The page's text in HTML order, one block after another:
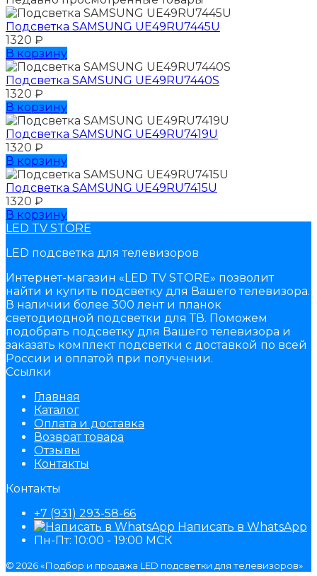
Подсветка SAMSUNG UЕ49RU7445U
1320 ₽
В корзину
Подсветка SAMSUNG UЕ49RU7440S
1320 ₽
В корзину
Подсветка SAMSUNG UЕ49RU7419U
1320 ₽
В корзину
Подсветка SAMSUNG UЕ49RU7415U
1320 ₽
В корзину
LED TV STORE
LED подсветка для телевизоров
Интернет-магазин «LED TV STORE» позволит
найти и купить подсветку для Вашего телевизора.
В наличии более 300 лент и планок
светодиодной подсветки для ТВ. Поможем
подобрать подсветку для Вашего телевизора и
заказать комплект подсветки с доставкой по всей
России и оплатой при получении.
Ссылки
Главная
Каталог
Оплата и доставка
Возврат товара
Отзывы
Контакты
Контакты
+7 (931) 293-58-66
Написать в WhatsApp
Пн-Пт: 10:00 - 19:00 МСК
© 2026 «Подбор и продажа LED подсветки для телевизоров»